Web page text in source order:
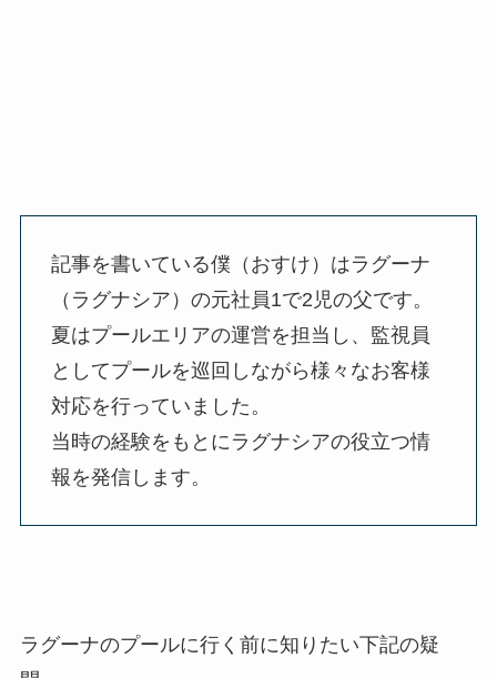
記事を書いている僕（おすけ）はラグーナ
（ラグナシア）の元社員1で2児の父です。
夏はプールエリアの運営を担当し、監視員
としてプールを巡回しながら様々なお客様
対応を行っていました。
当時の経験をもとにラグナシアの役立つ情
報を発信します。
ラグーナのプールに行く前に知りたい下記の疑